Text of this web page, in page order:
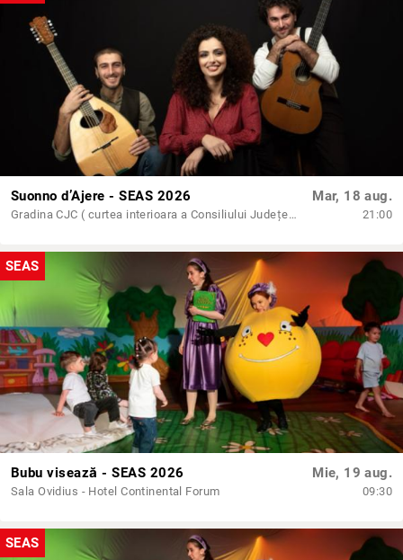
Suonno d’Ajere - SEAS 2026
Gradina CJC ( curtea interioara a Consiliului Județean Constanta)
Mar, 18 aug.
21:00
SEAS
Bubu visează - SEAS 2026
Sala Ovidius - Hotel Continental Forum
Mie, 19 aug.
09:30
SEAS